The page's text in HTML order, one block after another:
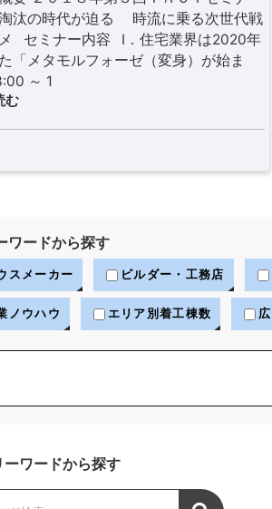
汰の時代が迫る 時流に乗る次世代戦
セミナー内容 Ⅰ．住宅業界は2020年
「メタモルフォーゼ（変身）が始ま
～ 1
む
ワードから探す
スメーカー ビルダー・工務店
ノウハウ エリア別着工棟数
ーワードから探す